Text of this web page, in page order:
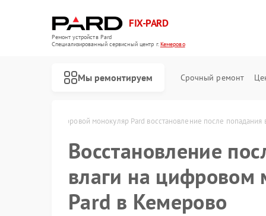
FIX-PARD
Ремонт устройств Pard
Специализированный cервисный центр г.Кемерово
Мы ремонтируем Срочный ремонт
Цифровой монокуляр Pard восстановление после попадания
Восстановление
влаги на цифровом
Pard в Кемерово